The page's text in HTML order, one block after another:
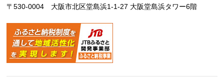
〒530-0004 大阪市北区堂島浜1-1-27 大阪堂島浜タワー6階